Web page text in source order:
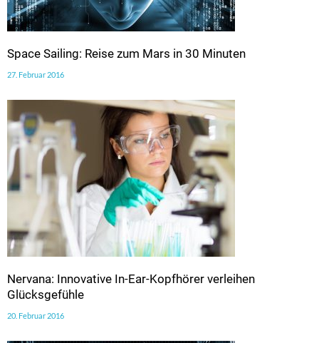
Space Sailing: Reise zum Mars in 30 Minuten
27. Februar 2016
Nervana: Innovative In-Ear-Kopfhörer verleihen
Glücksgefühle
20. Februar 2016